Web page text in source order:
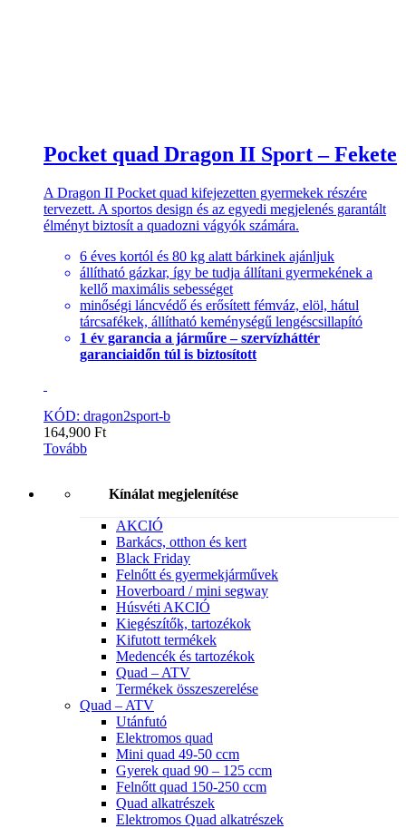
Pocket quad Dragon II Sport – Fekete
A Dragon II Pocket quad kifejezetten gyermekek részére
tervezett. A sportos design és az egyedi megjelenés garantált
élményt biztosít a quadozni vágyók számára.
6 éves kortól és 80 kg alatt bárkinek ajánljuk
állítható gázkar, így be tudja állítani gyermekének a
kellő maximális sebességet
minőségi láncvédő és erősített fémváz, elöl, hátul
tárcsafékek, állítható keménységű lengéscsillapító
1 év garancia a járműre – szervízháttér
garanciaidőn túl is biztosított
KÓD: dragon2sport-b
164,900 Ft
Tovább
Kínálat megjelenítése
AKCIÓ
Barkács, otthon és kert
Black Friday
Felnőtt és gyermekjárművek
Hoverboard / mini segway
Húsvéti AKCIÓ
Kiegészítők, tartozékok
Kifutott termékek
Medencék és tartozékok
Quad – ATV
Termékek összeszerelése
Quad – ATV
Utánfutó
Elektromos quad
Mini quad 49-50 ccm
Gyerek quad 90 – 125 ccm
Felnőtt quad 150-250 ccm
Quad alkatrészek
Elektromos Quad alkatrészek